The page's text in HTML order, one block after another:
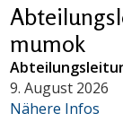
mumok
9. August 2026
Nähere Infos